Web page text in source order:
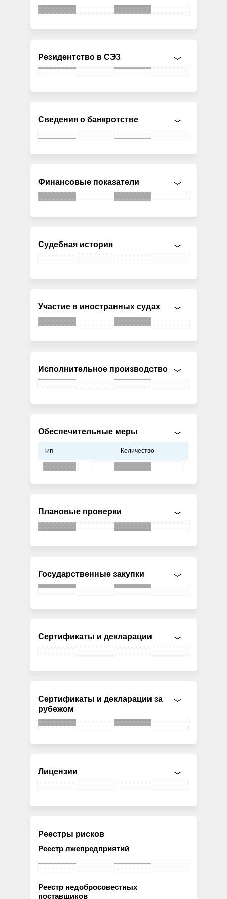
Резидентство в СЭЗ
Сведения о банкротстве
Финансовые показатели
Судебная история
Участие в иностранных судах
Исполнительное производство
Обеспечительные меры
Тип Количество
Плановые проверки
Государственные закупки
Сертификаты и декларации
Сертификаты и декларации за
рубежом
Лицензии
Реестры рисков
Реестр лжепредприятий
Реестр недобросовестных
поставщиков